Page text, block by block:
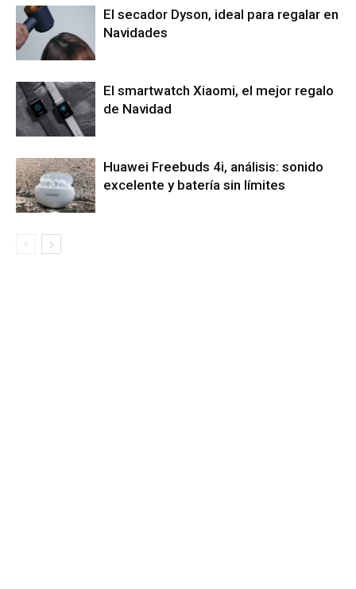
El secador Dyson, ideal para regalar en
Navidades
El smartwatch Xiaomi, el mejor regalo
de Navidad
Huawei Freebuds 4i, análisis: sonido
excelente y batería sin límites